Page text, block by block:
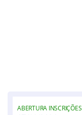
ABERTURA INSCRIÇÕES